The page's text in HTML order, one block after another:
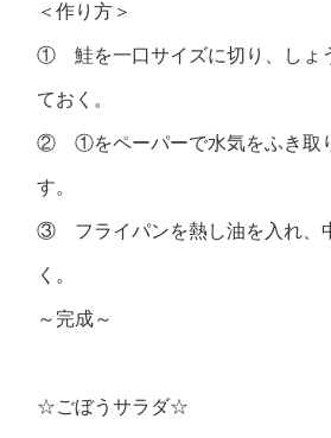
＜作り方＞
① 鮭を一口サイズに切り、しょ
ておく。
② ①をペーパーで水気をふき取
す。
③ フライパンを熱し油を入れ、
く。
～完成～
☆ごぼうサラダ☆